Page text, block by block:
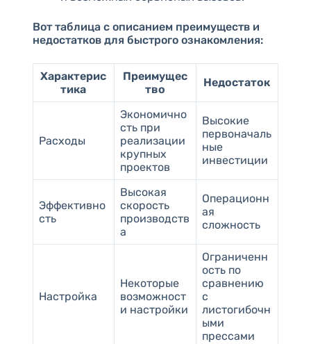
Вот таблица с описанием преимуществ и
недостатков для быстрого ознакомления:
Характерис
тика
Преимущес
тво
Недостаток
Расходы
Экономично
сть при
реализации
крупных
проектов
Высокие
первоначаль
ные
инвестиции
Эффективно
сть
Высокая
скорость
производств
а
Операционн
ая
сложность
Настройка
Некоторые
возможност
и настройки
Ограниченн
ость по
сравнению
с
листогибочн
ыми
прессами